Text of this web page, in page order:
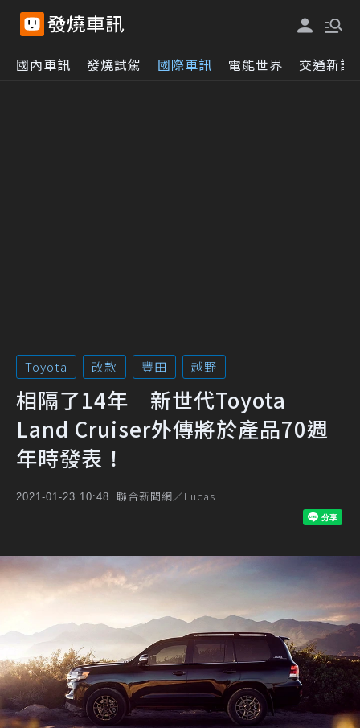
國內車訊 發燒試駕 國際車訊 電能世界 交通新訊
Toyota 改款 豐田 越野
相隔了14年 新世代Toyota
Land Cruiser外傳將於產品70週
年時發表！
2021-01-23 10:48 聯合新聞網／Lucas